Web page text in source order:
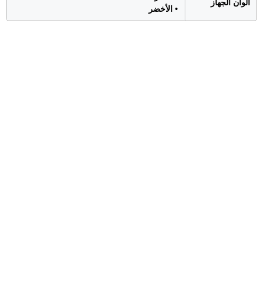
الوان الجهاز
• الأخضر